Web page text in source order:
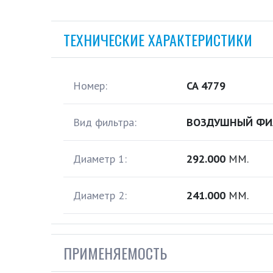
ТЕХНИЧЕСКИЕ ХАРАКТЕРИСТИКИ
Номер: CA 4779
Вид фильтра: ВОЗДУШНЫЙ
Диаметр 1: 292.000 ММ.
Диаметр 2: 241.000 ММ.
ПРИМЕНЯЕМОСТЬ